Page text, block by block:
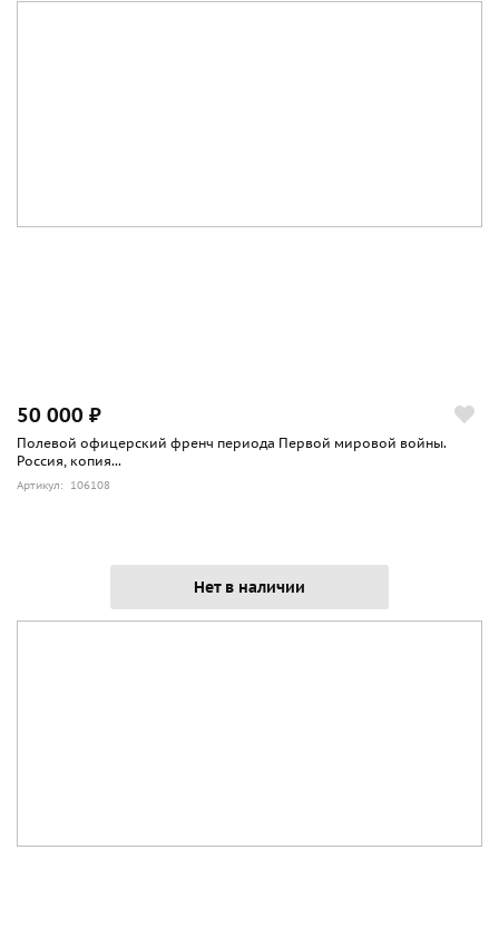
50 000 ₽
Полевой офицерский френч периода Первой мировой войны.
Россия, копия...
Артикул: 106108
Нет в наличии